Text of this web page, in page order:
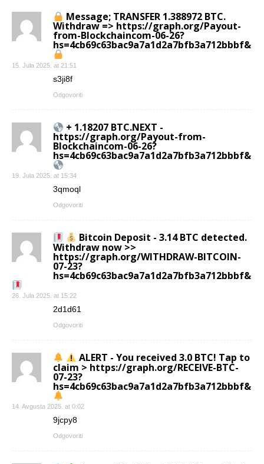
Message; TRANSFER 1.388972 BTC.
Withdraw => https://graph.org/Payout-
from-Blockchaincom-06-26?
hs=4cb69c63bac9a7a1d2a7bfb3a712bbbf&
15. Jula 2025. at 21:51
s3ji8f
Odgovoriti
+ 1.18207 BTC.NEXT -
https://graph.org/Payout-from-
Blockchaincom-06-26?
hs=4cb69c63bac9a7a1d2a7bfb3a712bbbf&
19. Jula 2025. at 15:34
3qmoql
Odgovoriti
Bitcoin Deposit - 3.14 BTC detected.
Withdraw now >>
https://graph.org/WITHDRAW-BITCOIN-
07-23?
hs=4cb69c63bac9a7a1d2a7bfb3a712bbbf&
26. Jula 2025. at 15:22
2d1d61
Odgovoriti
ALERT - You received 3.0 BTC! Tap to
claim > https://graph.org/RECEIVE-BTC-
07-23?
hs=4cb69c63bac9a7a1d2a7bfb3a712bbbf&
14. Avgusta 2025. at 0:02
9jcpy8
Odgovoriti